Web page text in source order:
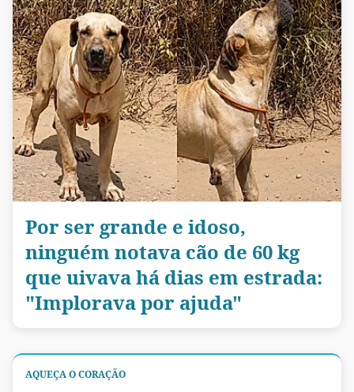
Por ser grande e idoso,
ninguém notava cão de 60 kg
que uivava há dias em estrada:
"Implorava por ajuda"
AQUEÇA O CORAÇÃO